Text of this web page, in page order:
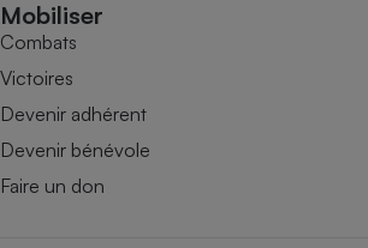
Mobiliser
Combats
Victoires
Devenir adhérent
Devenir bénévole
Faire un don